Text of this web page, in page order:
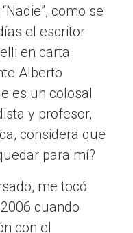
como se
el escritor
en carta
Alberto
es un colosal
y profesor,
considera que
para mí?
me tocó
cuando
con el